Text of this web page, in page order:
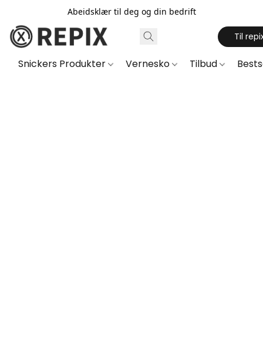
Abeidsklær til deg og din bedrift
Til
Snickers Produkter Vernesko Tilbud